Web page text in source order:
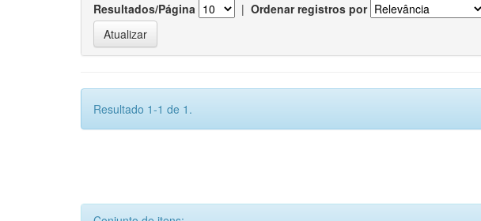
Resultados/Página | Ordenar registros por
Resultado 1-1 de 1.